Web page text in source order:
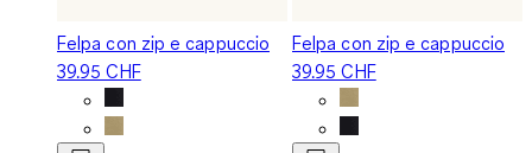
Felpa con zip e cappuccio
39.95 CHF
Felpa con zip e cappuccio
39.95 CHF